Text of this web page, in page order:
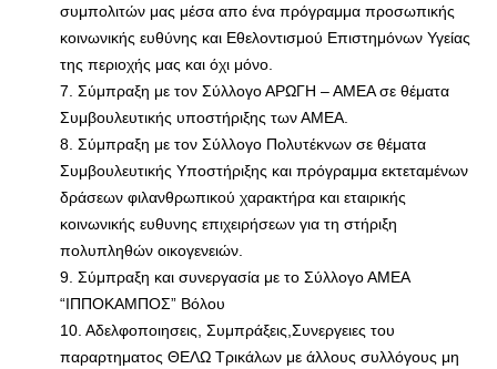
συμπολιτών μας μέσα απο ένα πρόγραμμα προσωπικής
κοινωνικής ευθύνης και Εθελοντισμού Επιστημόνων Υγείας
της περιοχής μας και όχι μόνο.
7. Σύμπραξη με τον Σύλλογο ΑΡΩΓΗ – ΑΜΕΑ σε θέματα
Συμβουλευτικής υποστήριξης των ΑΜΕΑ.
8. Σύμπραξη με τον Σύλλογο Πολυτέκνων σε θέματα
Συμβουλευτικής Υποστήριξης και πρόγραμμα εκτεταμένων
δράσεων φιλανθρωπικού χαρακτήρα και εταιρικής
κοινωνικής ευθυνης επιχειρήσεων για τη στήριξη
πολυπληθών οικογενειών.
9. Σύμπραξη και συνεργασία με το Σύλλογο ΑΜΕΑ
“ΙΠΠΟΚΑΜΠΟΣ” Βόλου
10. Αδελφοποιησεις, Συμπράξεις,Συνεργειες του
παραρτηματος ΘΕΛΩ Τρικάλων με άλλους συλλόγους μη